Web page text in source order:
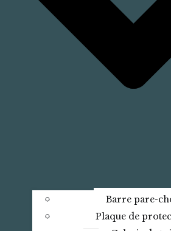
Barre pare-
Plaque de